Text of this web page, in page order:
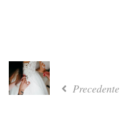
Precedente